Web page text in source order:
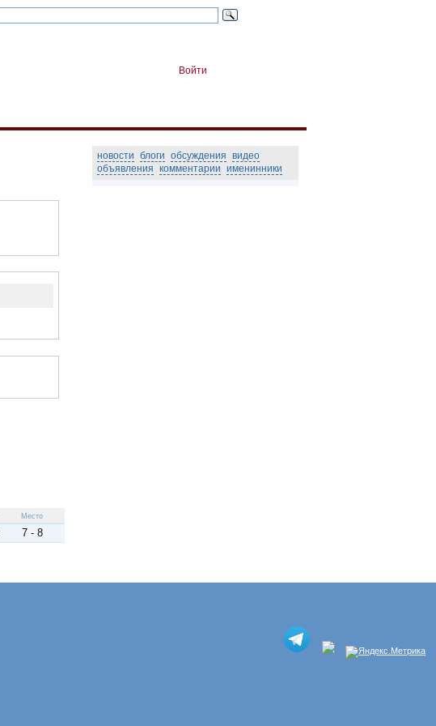
Войти
Место
7 - 8
новости блоги обсуждения видео
объявления комментарии именинники